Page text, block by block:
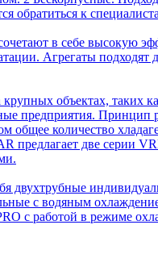
обратиться к
в себе высокую
Агрегаты подходят
объектах, таких
предприятия. Принцип
количество
две серии
двухтрубные
с водяным
с работой в режиме